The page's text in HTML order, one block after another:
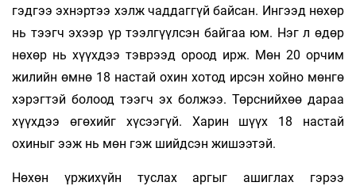
гэдгээ эхнэртээ хэлж чаддаггүй байсан. Ингээд нөхөр
нь тээгч эхээр үр тээлгүүлсэн байгаа юм. Нэг л өдөр
нөхөр нь хүүхдээ тэврээд ороод ирж. Мөн 20 орчим
жилийн өмнө 18 настай охин хотод ирсэн хойно мөнгө
хэрэгтэй болоод тээгч эх болжээ. Төрснийхөө дараа
хүүхдээ өгөхийг хүсээгүй. Харин шүүх 18 настай
охиныг ээж нь мөн гэж шийдсэн жишээтэй.
Нөхөн үржихүйн туслах аргыг ашиглах гэрээ